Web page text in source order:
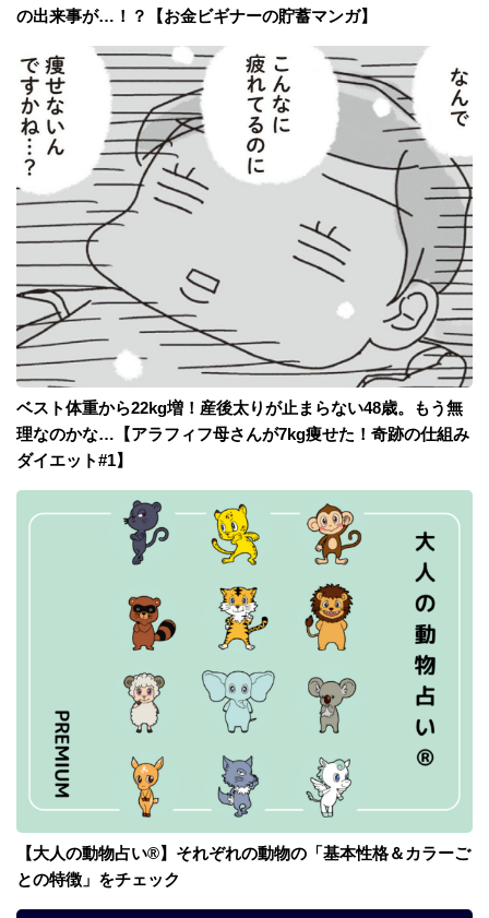
の出来事が…！？【お金ビギナーの貯蓄マンガ】
ベスト体重から22kg増！産後太りが止まらない48歳。もう無
理なのかな…【アラフィフ母さんが7kg痩せた！奇跡の仕組み
ダイエット#1】
【大人の動物占い®】それぞれの動物の「基本性格＆カラーご
との特徴」をチェック